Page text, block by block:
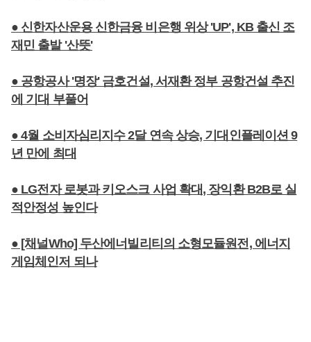
● 신한자산운용 신한금융 비은행 위상 'UP', KB 출신 조
재민 출발 '산뜻'
● 공항공사 '명장' 금호건설, 서재환 정부 공항건설 추진
에 기대 부풀어
● 4월 소비자심리지수 2달 연속 상승, 기대인플레이션 9
년 만에 최대
● LG전자 로봇과 키오스크 사업 확대, 장익환 B2B로 실
적안정성 높인다
● [채널Who] 두산에너빌리티의 소형모듈원전, 에너지
게임체인저 되나